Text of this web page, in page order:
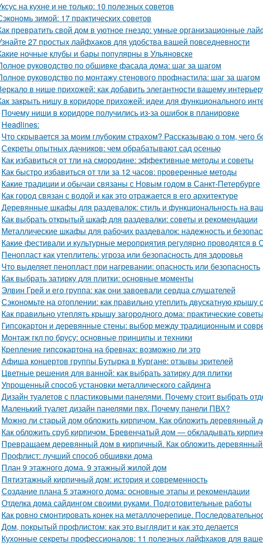
на кухне и не только: 10 полезных советов
зимой: 17 практических советов
превратить свой дом в уютное гнездо: умные организационные
27 простых лайфхаков для удобства вашей повседневности
ночные клубы и бары популярны в Ульяновске
руководство по обшивке фасада дома: шаг за шагом
руководство по монтажу стенового профнастила: шаг за шагом
в нише прихожей: как добавить элегантности вашему
закрыть нишу в коридоре прихожей: идеи для функционального
Почему ниши в коридоре получились из-за ошибок в планировке
Headlines:
Что скрывается за моим глубоким страхом? Рассказываю о том, чего
Секреты опытных дачников: чем обрабатывают сад осенью
Как избавиться от тли на смородине: эффективные методы и советы
Как быстро избавиться от тли за 12 часов: проверенные методы
Какие традиции и обычаи связаны с Новым годом в Санкт-Петербурге
Как город связан с водой и как это отражается в его архитектуре
Деревянные шкафы для раздевалок: стиль и функциональность на
Как выбрать открытый шкаф для раздевалки: советы и рекомендации
Металлические шкафы для рабочих раздевалок: надежность и
Какие фестивали и культурные мероприятия регулярно проводятся в
Пенопласт как утеплитель: угроза или безопасность для здоровья
Что выделяет пенопласт при нагревании: опасность или безопасность
Как выбрать затирку для плитки: основные моменты
Элвин Грей и его группа: как они завоевали сердца слушателей
Сэкономьте на отоплении: как правильно утеплить двускатную крышу
Как правильно утеплять крышу загородного дома: практические советы
Гипсокартон и деревянные стены: выбор между традиционным и
Монтаж гкл по брусу: основные принципы и техники
Крепление гипсокартона на бревнах: возможно ли это
Афиша концертов группы Бутырка в Кургане: отзывы зрителей
Цветные решения для ванной: как выбрать затирку для плитки
Упрощенный способ установки металлического сайдинга
Дизайн туалетов с пластиковыми панелями. Почему стоит выбрать
Маленький туалет дизайн панелями пвх. Почему панели ПВХ?
Можно ли старый дом обложить кирпичом. Как обложить деревянный
Как обложить сруб кирпичом. Бревенчатый дом — обкладывать
Превращаем деревянный дом в кирпичный. Как обложить
Профлист: лучший способ обшивки дома
План 9 этажного дома. 9 этажный жилой дом
Пятиэтажный кирпичный дом: история и современность
Создание плана 5 этажного дома: основные этапы и рекомендации
Отделка дома сайдингом своими руками. Подготовительные работы
Как ровно смонтировать конек на металлочерепице.
Дом, покрытый профлистом: как это выглядит и как это делается
Кухонные секреты профессионалов: 11 полезных лайфхаков для